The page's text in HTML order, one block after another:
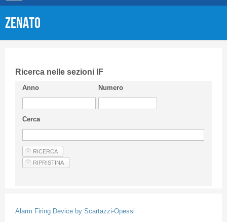
CIFI in breve
Linee Guida
Privacy Policy
Articoli
ZENATO
Ricerca nelle sezioni IF
Anno Numero
Cerca
Alarm Firing Device by Scartazzi-Opessi